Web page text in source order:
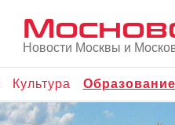
Новости Москвы и
Культура Образование